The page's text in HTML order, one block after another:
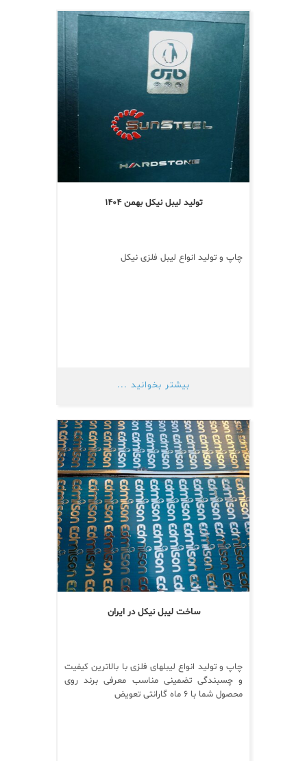
تولید لیبل نیکل بهمن ۱۴۰۴
چاپ و تولید انواع لیبل فلزی نیکل
بیشتر بخوانید ...
ساخت لیبل نیکل در ایران
چاپ و تولید انواع لیبلهای فلزی با بالاترین کیفیت
و چسبندگی تضمینی مناسب معرفی برند روی
محصول شما با ۶ ماه گارانتی تعویض